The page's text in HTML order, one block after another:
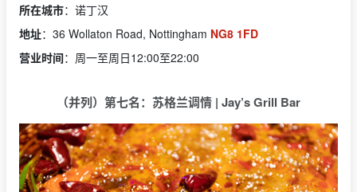
所在城市：诺丁汉
地址：36 Wollaton Road, Nottingham NG8 1FD
营业时间：周一至周日12:00至22:00
（并列）第七名：苏格兰调情 | Jay’s Grill Bar